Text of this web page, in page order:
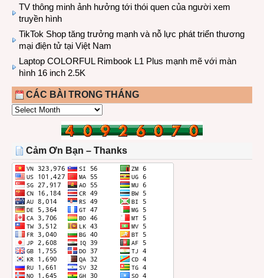
TV thông minh ảnh hưởng tới thói quen của người xem
truyền hình
TikTok Shop tăng trưởng mạnh và nỗ lực phát triển thương
mại điện tử tại Việt Nam
Laptop COLORFUL Rimbook L1 Plus mạnh mẽ với màn
hình 16 inch 2.5K
CÁC BÀI TRONG THÁNG
CÁC
THÁNG
Cảm Ơn Bạn – Thanks